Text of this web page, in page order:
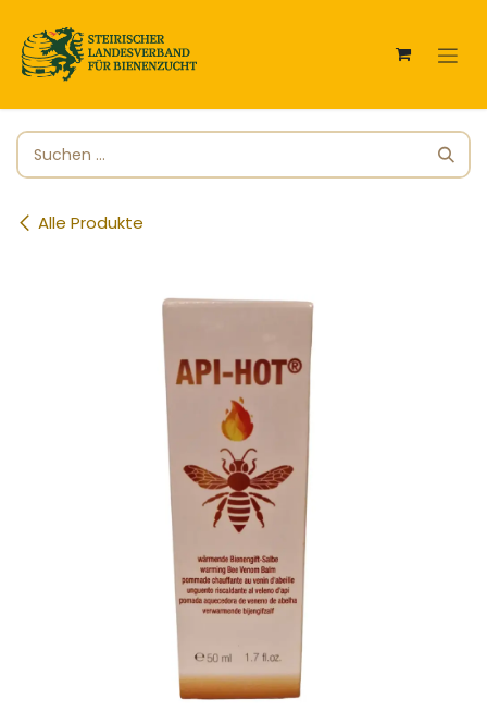
Alle Produkte